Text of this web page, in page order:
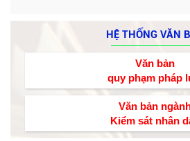
HỆ THỐNG VĂN
Văn bản
quy phạm pháp
Văn bản
Kiểm sát nhân